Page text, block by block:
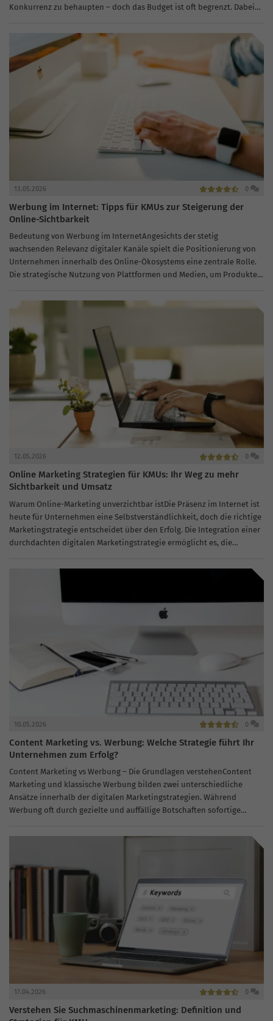
Konkurrenz zu behaupten – doch das Budget ist oft begrenzt. Dabei
13.05.2026 0
Werbung im Internet: Tipps für KMUs zur Steigerung der
Online-Sichtbarkeit
Bedeutung von Werbung im InternetAngesichts der stetig
wachsenden Relevanz digitaler Kanäle spielt die Positionierung von
Unternehmen innerhalb des Online-Ökosystems eine zentrale Rolle.
Die strategische Nutzung von Plattformen und Medien, um Produkte
machen,...
12.05.2026 0
Online Marketing Strategien für KMUs: Ihr Weg zu mehr
Sichtbarkeit und Umsatz
Warum Online-Marketing unverzichtbar istDie Präsenz im Internet ist
heute für Unternehmen eine Selbstverständlichkeit, doch die richtige
Marketingstrategie entscheidet über den Erfolg. Die Integration einer
durchdachten digitalen Marketingstrategie ermöglicht es, die
10.05.2026 0
Content Marketing vs. Werbung: Welche Strategie führt Ihr
Unternehmen zum Erfolg?
Content Marketing vs Werbung – Die Grundlagen verstehenContent
Marketing und klassische Werbung bilden zwei unterschiedliche
Ansätze innerhalb der digitalen Marketingstrategien. Während
Werbung oft durch gezielte und auffällige Botschaften sofortige
Beziehungen. Der...
17.04.2026 0
Verstehen Sie Suchmaschinenmarketing: Definition und